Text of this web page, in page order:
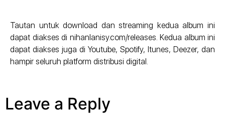
Tautan untuk download dan streaming kedua album ini
dapat diakses di nihanlanisy.com/releases. Kedua album ini
dapat diakses juga di Youtube, Spotify, Itunes, Deezer, dan
hampir seluruh platform distribusi digital.
Leave a Reply